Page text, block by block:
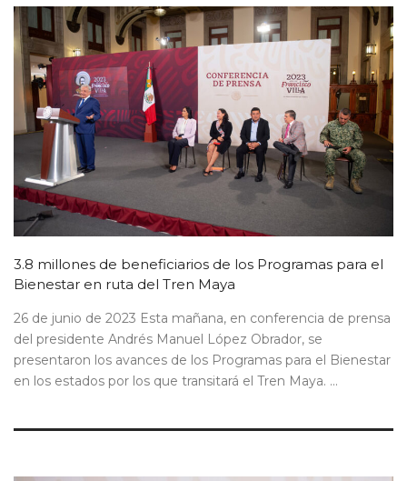
3.8 millones de beneficiarios de los Programas para el
Bienestar en ruta del Tren Maya
26 de junio de 2023 Esta mañana, en conferencia de prensa
del presidente Andrés Manuel López Obrador, se
presentaron los avances de los Programas para el Bienestar
en los estados por los que transitará el Tren Maya. ...